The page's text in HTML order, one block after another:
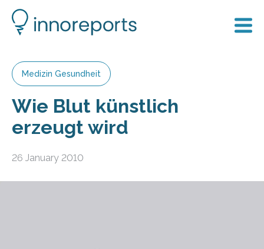
Medizin Gesundheit
Wie Blut künstlich
erzeugt wird
26 January 2010